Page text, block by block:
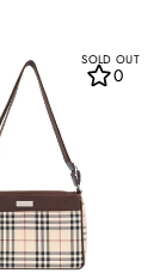
SOLD OUT
0